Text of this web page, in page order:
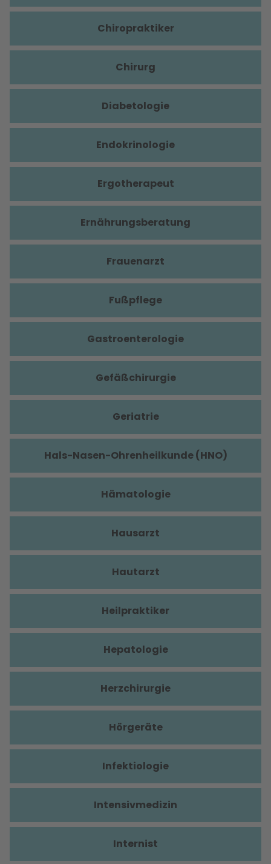
Chiropraktiker
Chirurg
Diabetologie
Endokrinologie
Ergotherapeut
Ernährungsberatung
Frauenarzt
Fußpflege
Gastroenterologie
Gefäßchirurgie
Geriatrie
Hals-Nasen-Ohrenheilkunde (HNO)
Hämatologie
Hausarzt
Hautarzt
Heilpraktiker
Hepatologie
Herzchirurgie
Hörgeräte
Infektiologie
Intensivmedizin
Internist